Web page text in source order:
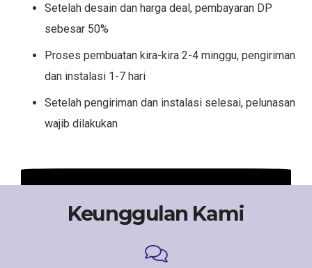
Setelah desain dan harga deal, pembayaran DP
sebesar 50%
Proses pembuatan kira-kira 2-4 minggu, pengiriman
dan instalasi 1-7 hari
Setelah pengiriman dan instalasi selesai, pelunasan
wajib dilakukan
Keunggulan Kami